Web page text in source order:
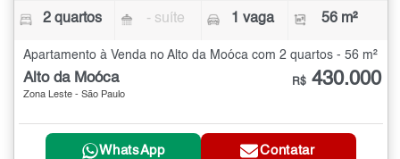
2 quartos - suíte 1 vaga 56 m²
Apartamento à Venda no Alto da Moóca com 2 quartos - 56 m²
Alto da Moóca
Zona Leste - São Paulo
R$ 430.000
WhatsApp Contatar